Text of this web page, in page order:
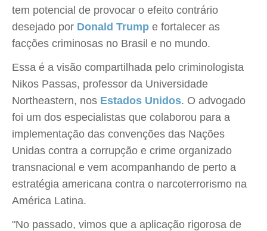
tem potencial de provocar o efeito contrário
desejado por Donald Trump e fortalecer as
facções criminosas no Brasil e no mundo.
Essa é a visão compartilhada pelo criminologista
Nikos Passas, professor da Universidade
Northeastern, nos Estados Unidos. O advogado
foi um dos especialistas que colaborou para a
implementação das convenções das Nações
Unidas contra a corrupção e crime organizado
transnacional e vem acompanhando de perto a
estratégia americana contra o narcoterrorismo na
América Latina.
"No passado, vimos que a aplicação rigorosa de